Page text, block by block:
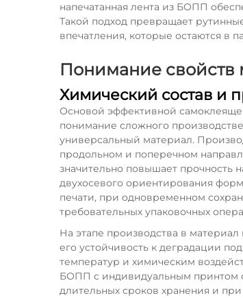
напечатанная лента из БОПП
Такой подход превращает
впечатления, которые остаются в
Понимание свойств
Химический состав и
Основой эффективной
понимание сложного
универсальный материал.
продольном и поперечном
значительно повышает прочность
двухосевого ориентирования
печати, при одновременном
требовательных упаковочных
На этапе производства в
его устойчивость к деградации
температур и химическим
БОПП с индивидуальным принтом
длительных сроков хранения и